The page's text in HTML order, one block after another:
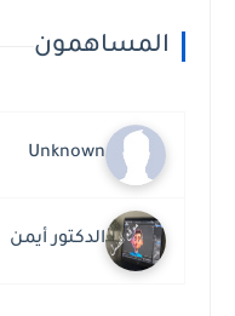
المساهمون
Unknown
الدكتور أيمن